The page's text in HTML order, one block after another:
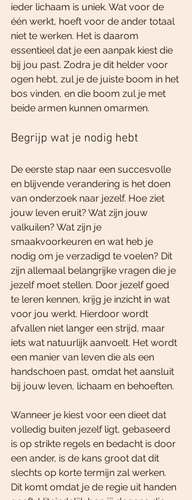
ieder lichaam is uniek. Wat voor de
één werkt, hoeft voor de ander totaal
niet te werken. Het is daarom
essentieel dat je een aanpak kiest die
bij jou past. Zodra je dit helder voor
ogen hebt, zul je de juiste boom in het
bos vinden, en die boom zul je met
beide armen kunnen omarmen.
Begrijp wat je nodig hebt
De eerste stap naar een succesvolle
en blijvende verandering is het doen
van onderzoek naar jezelf. Hoe ziet
jouw leven eruit? Wat zijn jouw
valkuilen? Wat zijn je
smaakvoorkeuren en wat heb je
nodig om je verzadigd te voelen? Dit
zijn allemaal belangrijke vragen die je
jezelf moet stellen. Door jezelf goed
te leren kennen, krijg je inzicht in wat
voor jou werkt. Hierdoor wordt
afvallen niet langer een strijd, maar
iets wat natuurlijk aanvoelt. Het wordt
een manier van leven die als een
handschoen past, omdat het aansluit
bij jouw leven, lichaam en behoeften.
Wanneer je kiest voor een dieet dat
volledig buiten jezelf ligt, gebaseerd
is op strikte regels en bedacht is door
een ander, is de kans groot dat dit
slechts op korte termijn zal werken.
Dit komt omdat je de regie uit handen